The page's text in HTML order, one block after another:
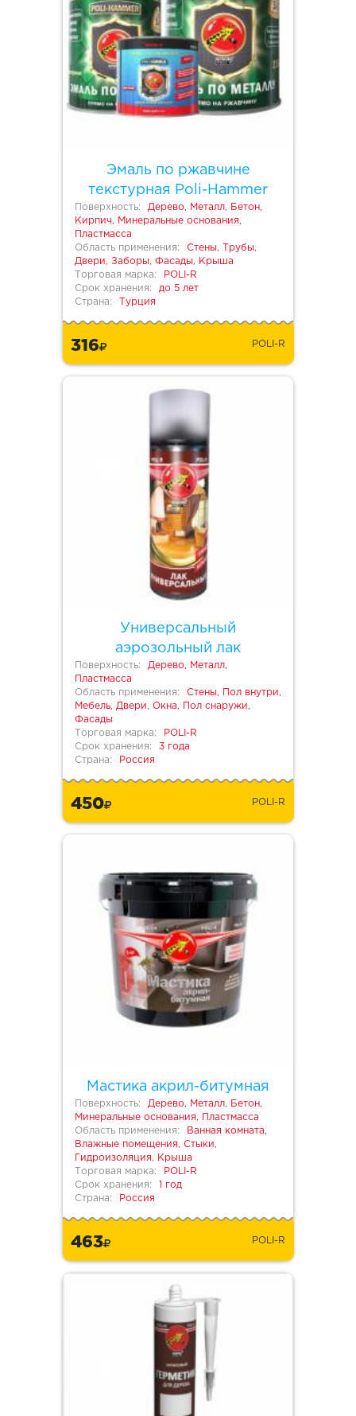
Эмаль по ржавчине
текстурная Poli-Hammer
Поверхность:
Дерево, Металл, Бетон,
Кирпич, Минеральные основания,
Пластмасса
Область применения:
Стены, Трубы,
Двери, Заборы, Фасады, Крыша
Торговая марка:
POLI-R
Срок хранения:
до 5 лет
Страна:
Турция
316 POLI-R
Универсальный
аэрозольный лак
Поверхность:
Дерево, Металл,
Пластмасса
Область применения:
Стены, Пол внутри,
Мебель, Двери, Окна, Пол снаружи,
Фасады
Торговая марка:
POLI-R
Срок хранения:
3 года
Страна:
Россия
450 POLI-R
Мастика акрил-битумная
Поверхность:
Дерево, Металл, Бетон,
Минеральные основания, Пластмасса
Область применения:
Ванная комната,
Влажные помещения, Стыки,
Гидроизоляция, Крыша
Торговая марка:
POLI-R
Срок хранения:
1 год
Страна:
Россия
463 POLI-R